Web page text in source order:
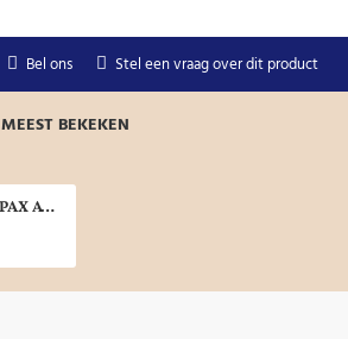
Bel ons Stel een vraag over dit product
MEEST BEKEKEN
Titus- As PAX AVGVST zeldzaam (JUN1904)